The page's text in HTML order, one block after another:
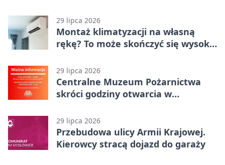
29 lipca 2026
Montaż klimatyzacji na własną
rękę? To może skończyć się wysoką
29 lipca 2026
Centralne Muzeum Pożarnictwa
skróci godziny otwarcia w
29 lipca 2026
Przebudowa ulicy Armii Krajowej.
Kierowcy stracą dojazd do garaży